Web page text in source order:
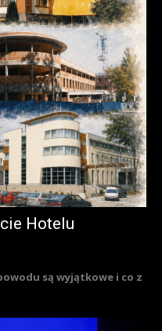
Hotelu
są wyjątkowe i co z